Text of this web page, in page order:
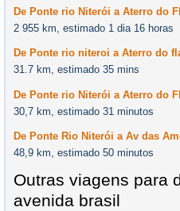
De Ponte rio Niterói a Aterro do
2 955 km, estimado 1 dia 16 horas
De Ponte rio niteroi a Aterro do
31.7 km, estimado 35 mins
De Ponte rio Niterói a Aterro do
30,7 km, estimado 31 minutos
De Ponte Rio Niterói a Av das
48,9 km, estimado 50 minutos
Outras viagens para
avenida brasil